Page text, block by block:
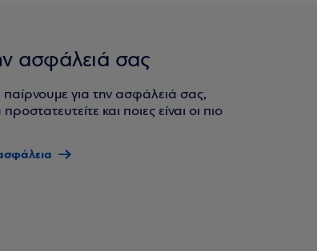
ασφάλειά σας
για την ασφάλειά σας,
και ποιες είναι οι πιο